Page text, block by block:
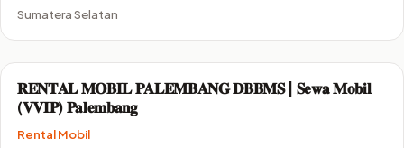
Sumatera Selatan
𝐑𝐄𝐍𝐓𝐀𝐋 𝐌𝐎𝐁𝐈𝐋 𝐏𝐀𝐋𝐄𝐌𝐁𝐀𝐍𝐆 𝐃𝐁𝐁𝐌𝐒 | 𝐒𝐞𝐰𝐚 𝐌𝐨𝐛𝐢𝐥
(𝐕𝐕𝐈𝐏) 𝐏𝐚𝐥𝐞𝐦𝐛𝐚𝐧𝐠
Rental Mobil